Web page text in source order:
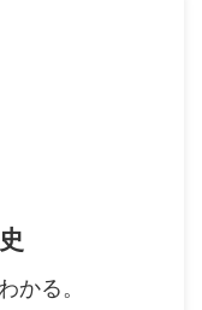
かる。